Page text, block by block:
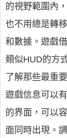
的視野範圍內
也不用總是轉
和數據。遊戲
類似HUD的方
了解那些最重
遊戲信息可以
的界面，可以
面同時出現。